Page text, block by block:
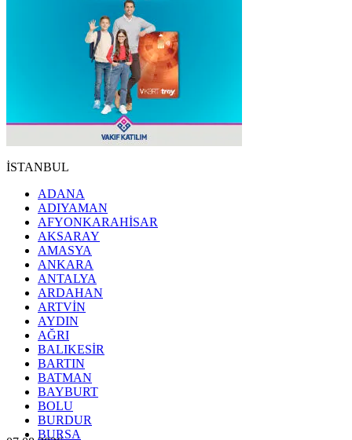
İSTANBUL
ADANA
ADIYAMAN
AFYONKARAHİSAR
AKSARAY
AMASYA
ANKARA
ANTALYA
ARDAHAN
ARTVİN
AYDIN
AĞRI
BALIKESİR
BARTIN
BATMAN
BAYBURT
BOLU
BURDUR
BURSA